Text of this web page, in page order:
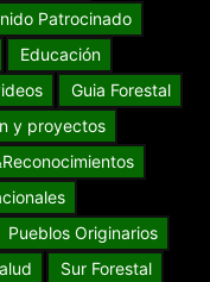
Patrocinado
Educación
Guia Forestal
y proyectos
Pueblos Originarios
Sur Forestal